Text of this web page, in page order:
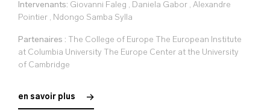
Intervenants: Giovanni Faleg , Daniela Gabor , Alexandre
Pointier , Ndongo Samba Sylla
Partenaires : The College of Europe The European Institute
at Columbia University The Europe Center at the University
of Cambridge
en savoir plus